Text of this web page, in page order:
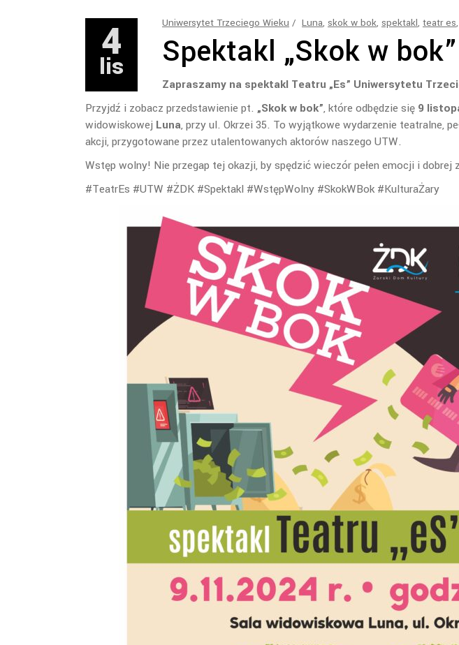
4
lis
Uniwersytet Trzeciego Wieku Luna, skok w bok, spektakl, teatr es,
Spektakl „Skok w bok”
Zapraszamy na spektakl Teatru „Es” Uniwersytetu
Przyjdź i zobacz przedstawienie pt. „Skok w bok”, które odbędzie się 9
widowiskowej Luna, przy ul. Okrzei 35. To wyjątkowe wydarzenie teatralne,
akcji, przygotowane przez utalentowanych aktorów naszego UTW.
Wstęp wolny! Nie przegap tej okazji, by spędzić wieczór pełen emocji i dobrej
#TeatrEs #UTW #ŻDK #Spektakl #WstępWolny #SkokWBok #KulturaŻary